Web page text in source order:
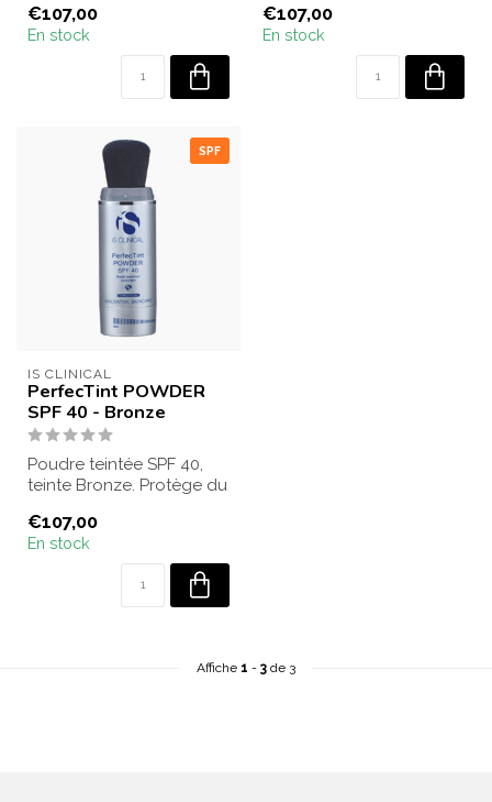
le teint et...
€107,00
En stock
offre...
€107,00
En stock
SPF
IS CLINICAL
PerfecTint POWDER
SPF 40 - Bronze
Poudre teintée SPF 40,
teinte Bronze. Protège du
appo...
€107,00
En stock
Affiche 1 - 3 de 3